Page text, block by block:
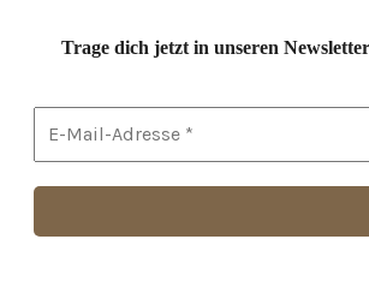
Trage dich jetzt in unseren